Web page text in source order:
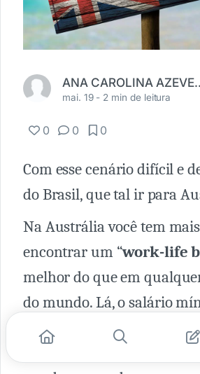
ANA
mai. 19 - 2 min de leitura
0 0 0
Com esse cenário difícil e
do Brasil, que tal ir para
Na Austrália você tem
encontrar um “work-life
melhor do que em
do mundo. Lá, o salário
no padrão de 38 horas